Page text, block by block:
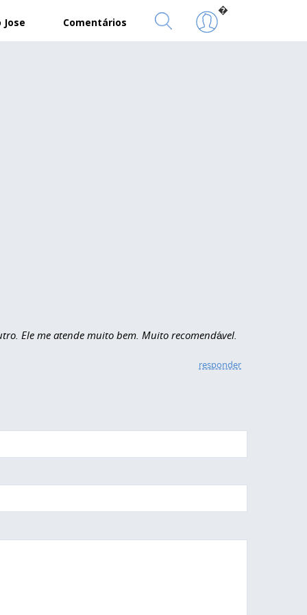
Comentários
�
Ele me atende muito bem. Muito recomendável.
responder